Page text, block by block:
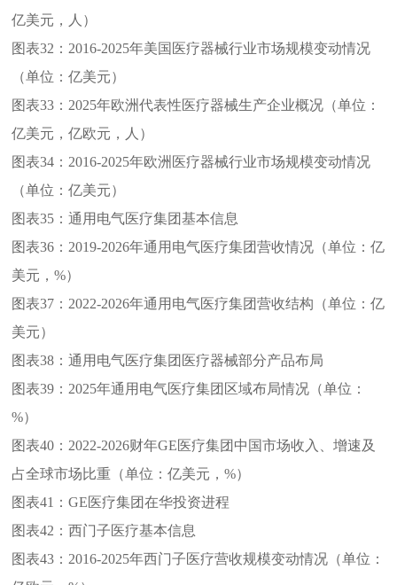
亿美元，人）
图表32： 2016-2025年美国医疗器械行业市场规模变动情况
（单位：亿美元）
图表33： 2025年欧洲代表性医疗器械生产企业概况（单位：
亿美元，亿欧元，人）
图表34： 2016-2025年欧洲医疗器械行业市场规模变动情况
（单位：亿美元）
图表35：通用电气医疗集团基本信息
图表36： 2019-2026年通用电气医疗集团营收情况（单位：亿
美元，%）
图表37： 2022-2026年通用电气医疗集团营收结构（单位：亿
美元）
图表38：通用电气医疗集团医疗器械部分产品布局
图表39： 2025年通用电气医疗集团区域布局情况（单位：
%）
图表40： 2022-2026财年GE医疗集团中国市场收入、增速及
占全球市场比重（单位：亿美元，%）
图表41：GE医疗集团在华投资进程
图表42：西门子医疗基本信息
图表43： 2016-2025年西门子医疗营收规模变动情况（单位：